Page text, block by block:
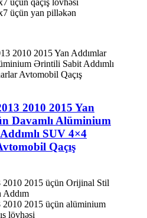
üçün yan pilləkən
2010 2015 Yan
Davamlı Alüminium
SUV 4×4
Qaçış
2010 2015 üçün Orijinal Stil
Addım
2015 üçün alüminium
lövhəsi